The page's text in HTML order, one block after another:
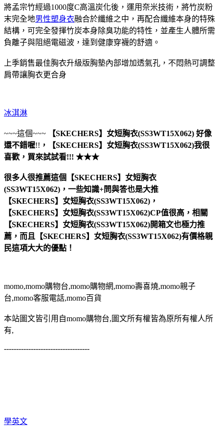
將孟宗竹經過1000度C高溫炭化後，運用奈米技術，將竹炭粉
末完全地男性塑身衣融合於纖維之中，再配合纖維本身的特殊
結構，可完全發揮竹炭本身除臭功能的特性，並產生人體所需
負離子與阻絕電磁波，達到健康穿襪的舒適。
上季銷售最佳胸衣升級版胸墊內部增加透氣孔，不悶熱可調整
肩帶讓胸衣更合身
冰淇淋
~~~這個~~~ 【SKECHERS】女短胸衣(SS3WT15X062) 好像
還不錯喔!! ， 【SKECHERS】女短胸衣(SS3WT15X062)我很
喜歡，買來試試看!!! ★★★
很多人很推薦這個【SKECHERS】女短胸衣
(SS3WT15X062)，一些知識+問與答也是大推
【SKECHERS】女短胸衣(SS3WT15X062)，
【SKECHERS】女短胸衣(SS3WT15X062)CP值很高，相關
【SKECHERS】女短胸衣(SS3WT15X062)開箱文也極力推
薦，而且【SKECHERS】女短胸衣(SS3WT15X062)有價格親
民這項大大的優點！
momo,momo購物台,momo購物網,momo壽喜燒,momo親子
台,momo客服電話,momo百貨
本站圖文皆引用自momo購物台,圖文所有權皆為原所有權人所
有,
-----------------------------------
學英文